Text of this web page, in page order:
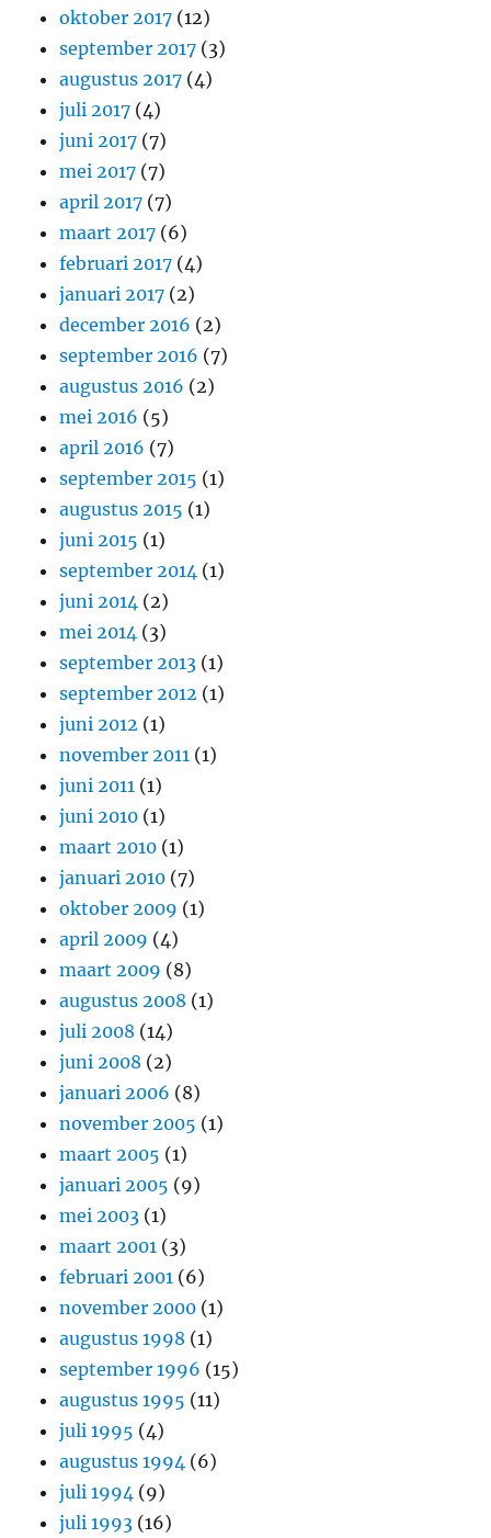
oktober 2017 (12)
september 2017 (3)
augustus 2017 (4)
juli 2017 (4)
juni 2017 (7)
mei 2017 (7)
april 2017 (7)
maart 2017 (6)
februari 2017 (4)
januari 2017 (2)
december 2016 (2)
september 2016 (7)
augustus 2016 (2)
mei 2016 (5)
april 2016 (7)
september 2015 (1)
augustus 2015 (1)
juni 2015 (1)
september 2014 (1)
juni 2014 (2)
mei 2014 (3)
september 2013 (1)
september 2012 (1)
juni 2012 (1)
november 2011 (1)
juni 2011 (1)
juni 2010 (1)
maart 2010 (1)
januari 2010 (7)
oktober 2009 (1)
april 2009 (4)
maart 2009 (8)
augustus 2008 (1)
juli 2008 (14)
juni 2008 (2)
januari 2006 (8)
november 2005 (1)
maart 2005 (1)
januari 2005 (9)
mei 2003 (1)
maart 2001 (3)
februari 2001 (6)
november 2000 (1)
augustus 1998 (1)
september 1996 (15)
augustus 1995 (11)
juli 1995 (4)
augustus 1994 (6)
juli 1994 (9)
juli 1993 (16)